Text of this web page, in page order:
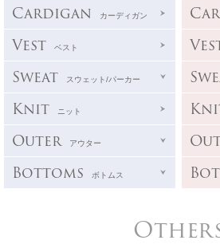
Cardigan カーディガン
Vest ベスト
Sweat スウェット/パーカー
Knit ニット
Outer アウター
Bottoms ボトムス